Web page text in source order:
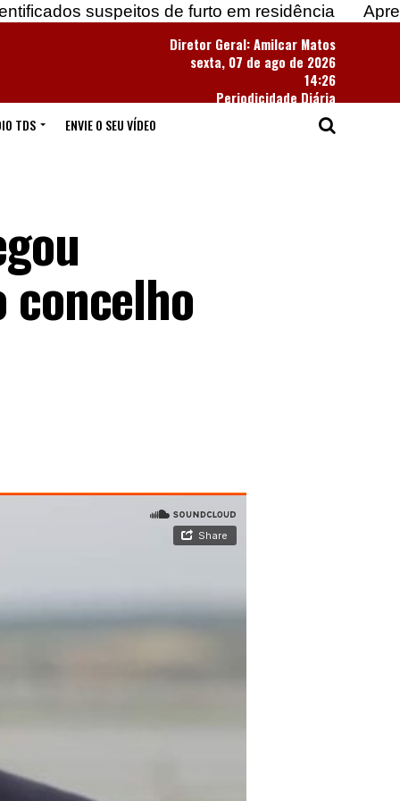
de furto em residência
Apreendidas
Diretor Geral: Amilcar Matos
sexta, 07 de ago de 2026
14:26
Periodicidade Diária
TDS
ENVIE O SEU VÍDEO
concelho